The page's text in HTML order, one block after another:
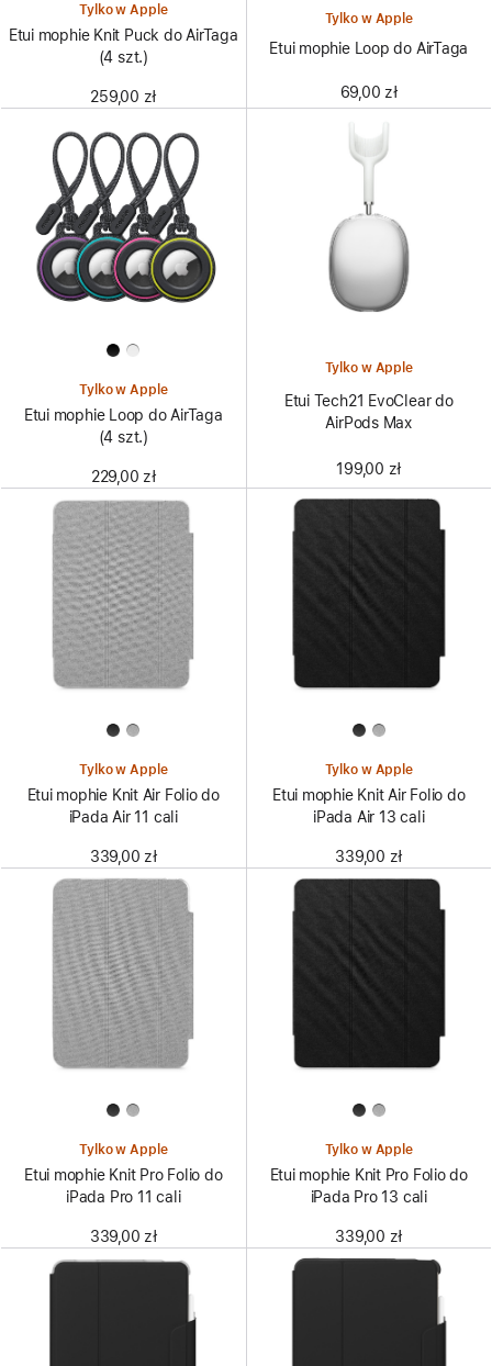
Tylko w Apple
Etui mophie Knit Puck do AirTaga
(4 szt.)
259,00 zł
Tylko w Apple
Etui mophie Loop do AirTaga
69,00 zł
Tylko w Apple
Etui mophie Loop do AirTaga
(4 szt.)
229,00 zł
Tylko w Apple
Etui Tech21 EvoClear do
AirPods Max
199,00 zł
Tylko w Apple
Etui mophie Knit Air Folio do
iPada Air 11 cali
339,00 zł
Tylko w Apple
Etui mophie Knit Air Folio do
iPada Air 13 cali
339,00 zł
Tylko w Apple
Etui mophie Knit Pro Folio do
iPada Pro 11 cali
339,00 zł
Tylko w Apple
Etui mophie Knit Pro Folio do
iPada Pro 13 cali
339,00 zł